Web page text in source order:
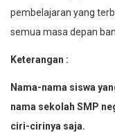
pembelajaran yang
semua masa depan
Keterangan :
Nama-nama siswa
nama sekolah SMP
ciri-cirinya saja.